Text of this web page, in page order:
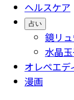
ヘルスケア
占い
鏡リ
水晶
オレペエデ
漫画